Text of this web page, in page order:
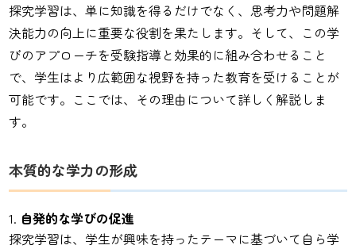
探究学習は、単に知識を得るだけでなく、思考力や問題解
決能力の向上に重要な役割を果たします。そして、この学
びのアプローチを受験指導と効果的に組み合わせること
で、学生はより広範囲な視野を持った教育を受けることが
可能です。ここでは、その理由について詳しく解説しま
す。
本質的な学力の形成
自発的な学びの促進
探究学習は、学生が興味を持ったテーマに基づいて自ら学